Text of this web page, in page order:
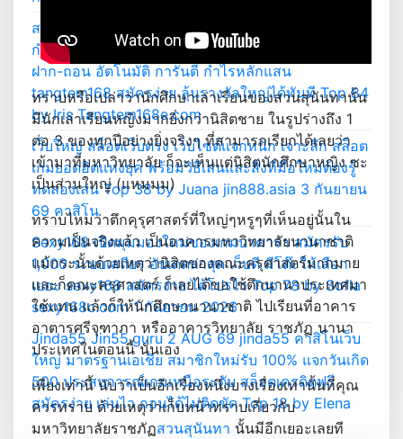
ทราบหรือเปล่าว่านักศึกษาเล่าเรียนของสวนสุนันทานั้น
มีนักเล่าเรียนหญิงมากยิ่งกว่านิสิตชาย ในรูปร่างถึง 1
ต่อ 3 ของทุกปีอย่างยิ่งจริงๆ ที่สามารถเรียกได้เลยว่า
เข้ามาที่มหาวิทยาลัย ก็จะเห็นแต่นิสิตนักศึกษาหญิง ซะ
เป็นส่วนใหญ่ (แหมมม)
ทราบไหมว่าตึกคุรุศาสตร์ที่ใหญ่ๆหรูๆที่เห็นอยู่นั้นใน
ความเป็นจริงแล้ว เป็นอาคารมหาวิทยาลัยนานาชาติ
แม้กระนั้นด้วยเหตุว่านิสิตของคณะครุศาสตร์มากมาย
และก็คณะครุศาสตร์ ก็เลยได้ขอใช้ตึกนานาประเทศมา
ใช้แทน แล้วก็ให้นักศึกษานานาชาติ ไปเรียนที่อาคาร
อาตารศรีจุฑาภา หรืออาคารวิทยาลัย ราชภัฏ นานา
ประเทศในตอนนี้ นั่นเอง
เพียงเท่านี้ นับว่าเป็นอีกเรื่องหนึ่งบางเรื่องเท่านั้นที่คุณ
ควรทราบ ด้วยเหตุว่าเก็บหน้าทราบเกี่ยวกับ
มหาวิทยาลัยราชภัฏสวนสุนันทา นั้นมีอีกเยอะเลยที
สล็อต168 15 August 69 tangtem168 สายแตก ลุ้น
กำไรแบบไม่เสียฟีล ลุ้นกงล้อมหาเศรษฐี สะสมเพชร
ฝาก-ถอน อัตโนมัติ การันตี กำไรหลักแสน
tangtem168 สมัครง่าย ลุ้นรางวัลใหญ่ได้ทันที Top 84
by Iris Tangtem168e.com
เว็บใหญ่ สล็อตเว็บตรง เว็บไซต์แจกหนัก เจาะลึก สล็อต
เกมยอดฮิตแห่งยุค พร้อมวิธีเล่นและสิ่งที่มือใหม่ต้องรู้
ทดลองเล่น Top 38 by Juana jin888.asia 3 กันยายน
69 คาสิโน
Sexy168 เปิดมุมมองใหม่ของเกมบาคาร่า สมัครรับ
1,000 ระบบเสถียร อัปเดตล่าสุด เว็บดี มีโต๊ะให้เลือก
เยอะ sexy168 สมัครง่าย ได้โปรไว Top 78 by Sofia
sexy168c.com 1 กันยายน 2026
Jinda55 Jin55.guru 2 AUG 69 jinda55 คาสิโนเว็บ
ใหญ่ มาตรฐานเอเชีย สมาชิกใหม่รับ 100% แจกวันเกิด
500 ประสบการณ์เกมเหนือระดับ สล็อตเครดิตฟรี
สมัครง่าย เล่นไว ถอนได้ไม่ติดขัด Top 18 by Elena